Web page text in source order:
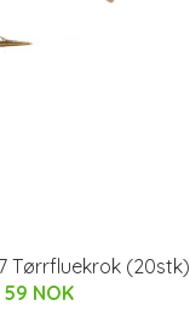
Tørrfluekrok (20stk)
59 NOK